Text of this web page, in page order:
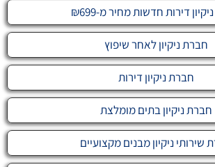
דירות חדשות מחיר מ-₪699
חברת ניקיון לאחר שיפוץ
חברת ניקיון דירות
חברת ניקיון בתים מומלצת
שירותי ניקיון מבנים מקצועיים